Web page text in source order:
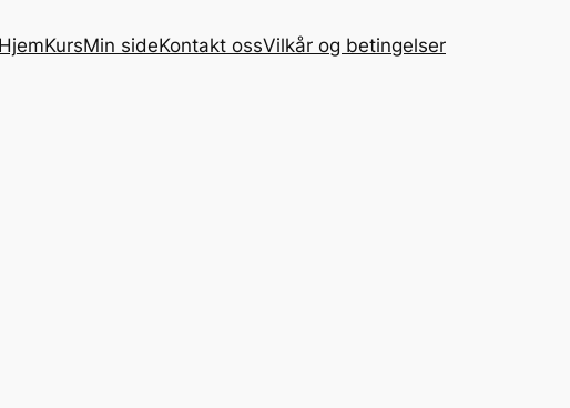
HjemKursMin sideKontakt ossVilkår og betingelser